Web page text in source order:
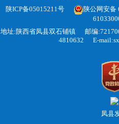
陕ICP备05015211号
陕公网安备
地址:陕西省凤县双石铺镇
邮编
4810632
E-
凤县